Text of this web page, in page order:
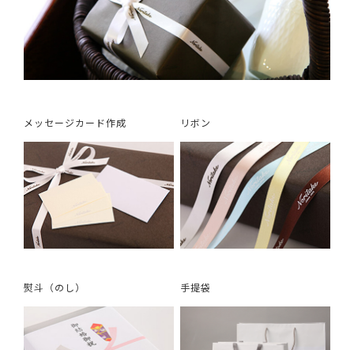
メッセージカード作成 リボン
熨斗（のし） 手提袋